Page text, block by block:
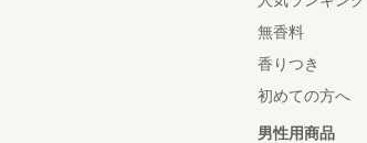
無香料
香りつき
初めての方へ
男性用商品